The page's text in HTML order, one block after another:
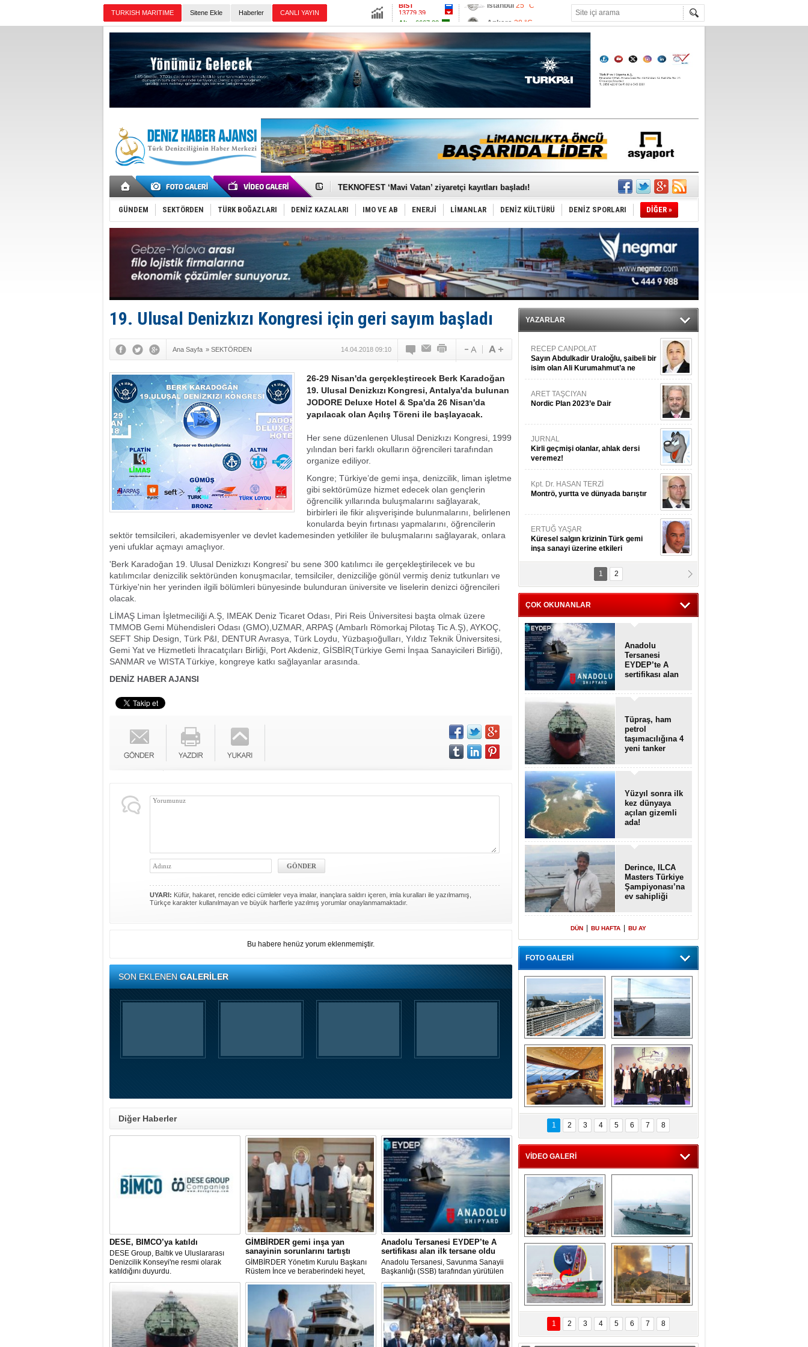
TURKISH MARITIME Sitene Ekle Haberler CANLI YAYIN
Altın6667.22
Euro55.1892 Antalya28 °C
Muğla 28 °C
Çanakkale 29 °C
TAYK - Eker Olympos Regatta'da ilk start!
TEKNOFEST ‘Mavi Vatan’ ziyaretçi kayıtları başladı!
Tersane işçilerinin direnişi, kazanımla sonuçlandı
İngiliz aktivistler, gemide mahsur kaldı!
FESCO, Karadeniz'de yeni sevkiyat taleplerini durdurdu
DESE, BIMCO’ya katıldı
GİMBİRDER gemi inşa yan sanayinin sorunlarını tartıştı
35 milyon TL'lik tekne projesinde karar çıktı
İnsansız cankurtaran ihalesini BlueForge kazandı
Yüzyıl sonra ilk kez dünyaya açılan gizemli ada!
Anadolu Tersanesi EYDEP’te A sertifikası alan ilk tersane oldu
Derince, ILCA Masters Türkiye Şampiyonası’na ev sahipliği yapacak
Tüpraş, ham petrol taşımacılığına 4 yeni tanker daha ekliyor
İTU AUV, Dünya’da 2. oldu!
GÜNDEM SEKTÖRDEN TÜRK BOĞAZLARI DENİZ KAZALARI IMO VE AB ENERJİ LİMANLAR DENİZ KÜLTÜRÜ DENİZ SPORLARI DİĞER »
19. Ulusal Denizkızı Kongresi için geri sayım başladı
Ana Sayfa » SEKTÖRDEN 14.04.2018 09:10
26-29 Nisan'da gerçekleştirecek Berk Karadoğan
19. Ulusal Denizkızı Kongresi, Antalya'da bulunan
JODORE Deluxe Hotel & Spa'da 26 Nisan'da
yapılacak olan Açılış Töreni ile başlayacak.
Her sene düzenlenen Ulusal Denizkızı Kongresi, 1999
yılından beri farklı okulların öğrencileri tarafından
organize ediliyor.
Kongre; Türkiye’de gemi inşa, denizcilik, liman işletme
gibi sektörümüze hizmet edecek olan gençlerin
öğrencilik yıllarında buluşmalarını sağlayarak,
birbirleri ile fikir alışverişinde bulunmalarını, belirlenen
konularda beyin fırtınası yapmalarını, öğrencilerin
sektör temsilcileri, akademisyenler ve devlet kademesinden yetkililer ile buluşmalarını sağlayarak, onlara
yeni ufuklar açmayı amaçlıyor.
'Berk Karadoğan 19. Ulusal Denizkızı Kongresi' bu sene 300 katılımcı ile gerçekleştirilecek ve bu
katılımcılar denizcilik sektöründen konuşmacılar, temsilciler, denizciliğe gönül vermiş deniz tutkunları ve
Türkiye'nin her yerinden ilgili bölümleri bünyesinde bulunduran üniversite ve liselerin denizci öğrencileri
olacak.
LİMAŞ Liman İşletmeciliği A.Ş, IMEAK Deniz Ticaret Odası, Piri Reis Üniversitesi başta olmak üzere
TMMOB Gemi Mühendisleri Odası (GMO),UZMAR, ARPAŞ (Ambarlı Römorkaj Pilotaş Tic A.Ş), AYKOÇ,
SEFT Ship Design, Türk P&I, DENTUR Avrasya, Türk Loydu, Yüzbaşıoğulları, Yıldız Teknik Üniversitesi,
Gemi Yat ve Hizmetleti İhracatçıları Birliği, Port Akdeniz, GİSBİR(Türkiye Gemi İnşaa Sanayicileri Birliği),
SANMAR ve WISTA Türkiye, kongreye katkı sağlayanlar arasında.
DENİZ HABER AJANSI
UYARI: Küfür, hakaret, rencide edici cümleler veya imalar, inançlara saldırı içeren, imla kuralları ile yazılmamış,
Türkçe karakter kullanılmayan ve büyük harflerle yazılmış yorumlar onaylanmamaktadır.
Bu habere henüz yorum eklenmemiştir.
SON EKLENENGALERİLER
Diğer Haberler
DESE, BIMCO’ya katıldı
DESE Group, Baltık ve Uluslararası
Denizcilik Konseyi'ne resmi olarak
katıldığını duyurdu.
GİMBİRDER gemi inşa yan
sanayinin sorunlarını tartıştı
GİMBİRDER Yönetim Kurulu Başkanı
Rüstem İnce ve beraberindeki heyet,
YTSO Başkanı Cemil Demiryürek’i
ziyaret etti. Görüşmede tersane taşeron
firmalarının yaşadığı sektörel sorunlar
ile vergi uygulamalarındaki
mağduriyetler ele alındı.
Anadolu Tersanesi EYDEP’te A
sertifikası alan ilk tersane oldu
Anadolu Tersanesi, Savunma Sanayii
Başkanlığı (SSB) tarafından yürütülen
Endüstriyel Yetkinlik Değerlendirme ve
Destekleme Programı
(EYDEP)kapsamında, A Sertifikası
almaya hak kazanan ilk tersane oldu.
YAZARLAR
RECEP CANPOLAT
Sayın Abdulkadir Uraloğlu, şaibeli bir
isim olan Ali Kurumahmut’a ne
danışıyorsunuz?
ARET TAŞCIYAN
Nordic Plan 2023’e Dair
JURNAL
Kirli geçmişi olanlar, ahlak dersi
veremez!
Kpt. Dr. HASAN TERZİ
Montrö, yurtta ve dünyada barıştır
ERTUĞ YAŞAR
Küresel salgın krizinin Türk gemi
inşa sanayi üzerine etkileri
Kpt. MESUT AZMİ GÖKSOY
ithafen...
1 2
ÇOK OKUNANLAR
Anadolu
Tersanesi
EYDEP’te A
sertifikası alan
Tüpraş, ham
petrol
taşımacılığına 4
yeni tanker
Yüzyıl sonra ilk
kez dünyaya
açılan gizemli
ada!
Derince, ILCA
Masters Türkiye
Şampiyonası’na
ev sahipliği
DÜN BU HAFTA BU AY
FOTO GALERİ
“Gemi içinde gemi”
konsepti ile MSC
Splendida
Dünyada tek!
Denizaltı yüzer
havuzu intikal
seyrine başladı
MSC'den 55 milyon
euroluk turizm geliri
müjdesi
5. Bosphorus Ship
Brokers Dinner,
İstanbul’da yapıldı
1 2 3 4 5 6 7 8
VİDEO GALERİ
Çeksan Tersanesi,
Başaran Bayrak
tankerini suya
indirdi
TCG Anadolu,
tersane teknik
seyrini tamamladı
Göçmenlerin
imdadına Türk
sahipli MINA DENIZ
yetişti
Milas’taki yangın
yeniden termik
santrallere doğru
ilerliyor
1 2 3 4 5 6 7 8